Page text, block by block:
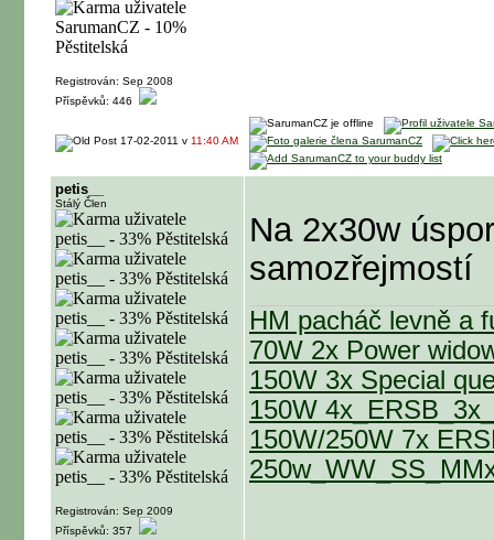
Registrován: Sep 2008
Příspěvků: 446
17-02-2011 v 11:40 AM
petis__
Stálý Člen
Registrován: Sep 2009
Příspěvků: 357
Na 2x30w
samozřejmostí
HM pacháč levně a
70W 2x Power
150W 3x Special
150W
150W/250W 7x